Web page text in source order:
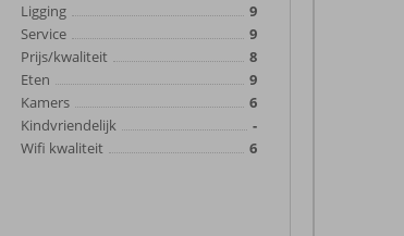
Ligging
9
Service
9
Prijs/kwaliteit
8
Eten
9
Kamers
6
Kindvriendelijk
-
Wifi kwaliteit
6